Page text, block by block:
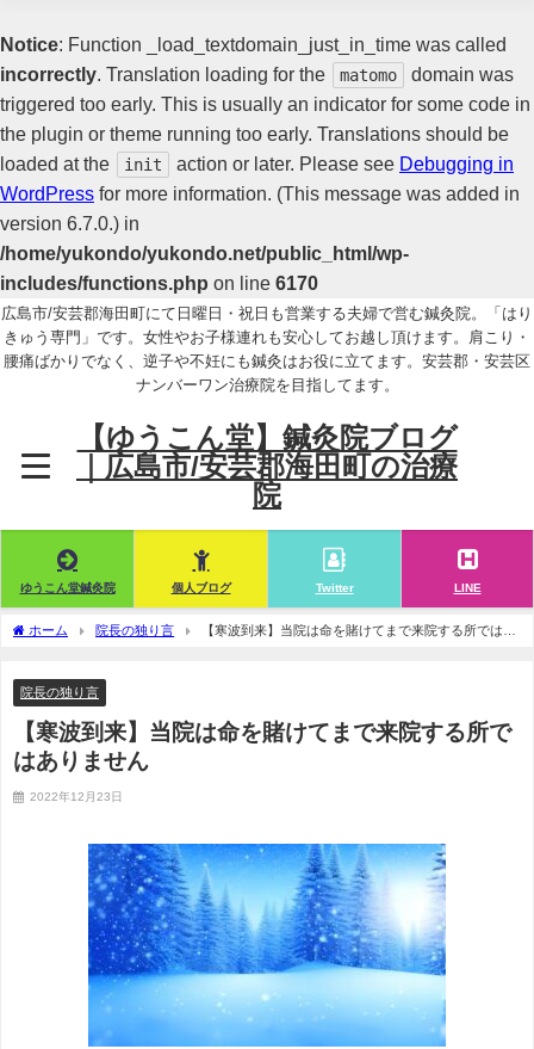
Notice: Function _load_textdomain_just_in_time was called
incorrectly . Translation loading for the matomo
domain was
triggered too early. This is usually an indicator for some code in
the plugin or theme running too early. Translations should be
loaded at the
init action or later. Please see Debugging in
WordPress for more information. (This message was added in
version 6.7.0.) in
/home/yukondo/yukondo.net/public_html/wp-
includes/functions.php on line 6170
広島市/安芸郡海田町にて日曜日・祝日も営業する夫婦で営む鍼灸院。「はり
きゅう専門」です。女性やお子様連れも安心してお越し頂けます。肩こり・
腰痛ばかりでなく、逆子や不妊にも鍼灸はお役に立てます。安芸郡・安芸区
ナンバーワン治療院を目指してます。
【ゆうこん堂】鍼灸院ブログ
｜広島市/安芸郡海田町の治療
院
ゆうこん堂鍼灸院 個人ブログ Twitter LINE
ホーム 院長の独り言
【寒波到来】当院は命を賭けてまで来院する所ではあ
院長の独り言
【寒波到来】当院は命を賭けてまで来院する所で
はありません
2022年12月23日